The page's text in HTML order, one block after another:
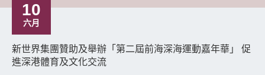
10
六月
新世界集團贊助及舉辦「第二屆前海深海運動嘉年華」 促
進深港體育及文化交流